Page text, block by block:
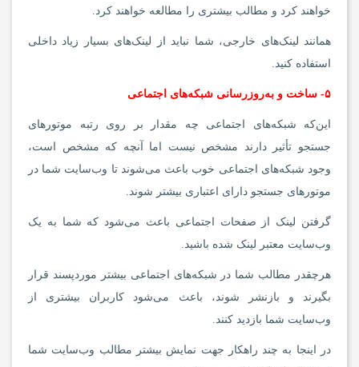
خواهند کرد و مطالب بیشتری را مطالعه خواهند کرد.
همانند لینک‌های خارجی، شما نباید از لینک‌های بسیار زیاد داخلی
استفاده کنید.
۵- ساخت و به‌روزرسانی شبکه‌های اجتماعی
این‌که شبکه‌های اجتماعی چه مقدار بر روی رتبه موتورهای
جستجو تأثیر دارند مشخص نیست اما آنچه که مشخص است،
وجود شبکه‌های اجتماعی خوب باعث می‌شوند تا وب‌سایت شما در
موتورهای جستجو دارای اعتباری بیشتر شوند.
گرفتن لینک از صفحات اجتماعی باعث می‌شود که شما به یک
وب‌سایت معتبر لینک شده باشید.
هرچقدر مطالب شما در شبکه‌های اجتماعی بیشتر موردپسند قرار
بگیرند و بازنشر شوند، باعث می‌شود کاربران بیشتری از
وب‌سایت شما بازدید کنند.
در اینجا به چند راهکار جهت نمایش بیشتر مطالب وب‌سایت شما